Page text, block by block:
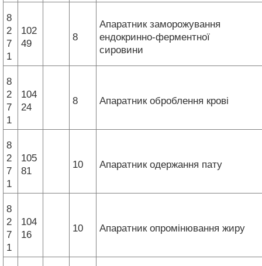
8
2
7
1
102
49
8
Апаратник заморожування
ендокринно-ферментної
сировини
8
2
7
1
104
24
8 Апаратник оброблення крові
8
2
7
1
105
81
10 Апаратник одержання пату
8
2
7
1
104
16
10 Апаратник опромінювання жиру